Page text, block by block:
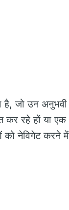
है, जो उन अनुभवी
कर रहे हों या एक
को नेविगेट करने में